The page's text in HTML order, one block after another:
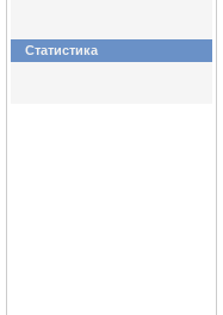
Статистика